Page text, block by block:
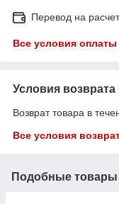
Перевод на
Все условия оплаты
Условия возврата
Возврат товара в
Все условия
Подобные товары